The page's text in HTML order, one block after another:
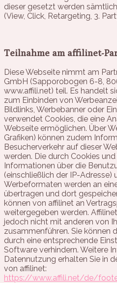
dieser gesetzt werden
(View, Click, Retargeting, 3.
Teilnahme am affilinet-
Diese Webseite nimmt am
GmbH (Sapporobogen 6-8,
www.affili.net) teil. Es handelt
zum Einbinden von
Bildlinks, Werbebanner oder
verwendet Cookies, die eine
Webseite ermöglichen. Über
Grafiken) können zudem
Besucherverkehr auf dieser
werden. Die durch Cookies
Informationen über die
(einschließlich der IP-Adresse)
Werbeformaten werden an
übertragen und dort
können von affilinet an
weitergegeben werden.
jedoch nicht mit anderen von
zusammenführen. Sie können
durch eine entsprechende
Software verhindern. Weitere
Datennutzung erhalten Sie in
von affilinet:
https://www.affili.net/de/